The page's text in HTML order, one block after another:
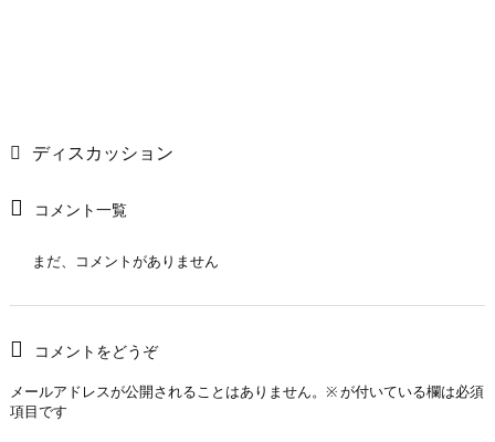
ディスカッション
コメント一覧
まだ、コメントがありません
コメントをどうぞ
メールアドレスが公開されることはありません。 ※が付いている欄は必須
項目です